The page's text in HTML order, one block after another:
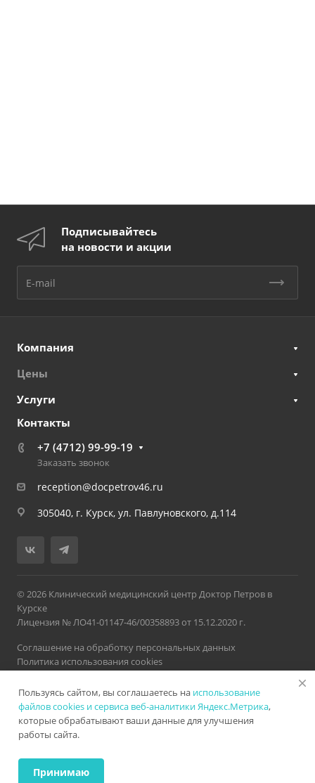
Подписывайтесь
на новости и акции
Компания
Цены
Услуги
Контакты
+7 (4712) 99-99-19
Заказать звонок
reception@docpetrov46.ru
305040, г. Курск, ул. Павлуновского, д.114
© 2026 Клинический медицинский центр Доктор Петров в
Курске
Лицензия № ЛО41-01147-46/00358893 от 15.12.2020 г.
Соглашение на обработку персональных данных
Политика использования cookies
Версия для слабовидящих
Карта сайта Разработано в
ИМЕЮТСЯ ПРОТИВОПОКАЗАНИЯ. НЕОБХОДИМА
Пользуясь сайтом, вы соглашаетесь на использование
файлов cookies и сервиса веб-аналитики Яндекс.Метрика,
которые обрабатывают ваши данные для улучшения
работы сайта.
Принимаю